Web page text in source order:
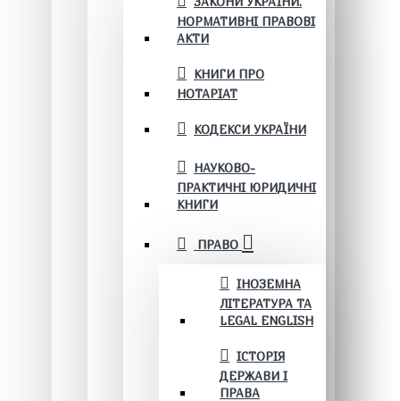
НОРМАТИВНІ ПРАВОВІ
АКТИ
КНИГИ ПРО
НОТАРІАТ
КОДЕКСИ УКРАЇНИ
НАУКОВО-
ПРАКТИЧНІ ЮРИДИЧНІ
КНИГИ
ПРАВО
ІНОЗЕМНА
ЛІТЕРАТУРА ТА
LEGAL ENGLISH
ІСТОРІЯ
ДЕРЖАВИ І
ПРАВА